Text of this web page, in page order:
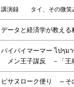
講演録 タイ、その微笑
データと経済学が教え
パイパイマーマー ไปๆ
メン王子謀反 －「王
ピサヌローク便り ～そ